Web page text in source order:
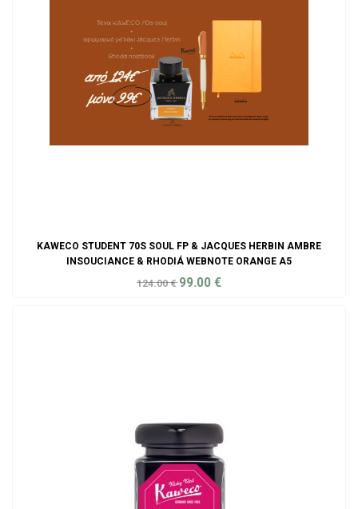
KAWECO STUDENT 70S SOUL FP & JACQUES HERBIN AMBRE
INSOUCIANCE & RHODIÁ WEBNOTE ORANGE A5
124.00€ 99.00 €